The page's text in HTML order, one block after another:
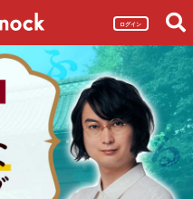
ログイン